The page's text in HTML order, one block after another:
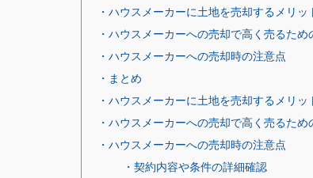
・ハウスメーカーに土地を売却するメリッ
・ハウスメーカーへの売却で高く売るため
・ハウスメーカーへの売却時の注意点
・まとめ
・ハウスメーカーに土地を売却するメリッ
・ハウスメーカーへの売却で高く売るため
・ハウスメーカーへの売却時の注意点
・契約内容や条件の詳細確認